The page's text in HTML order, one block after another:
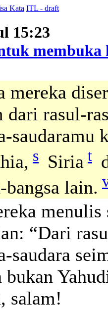
Kata ITL - draft
15:23
mereka
dari rasul-
saudaramu
s Siria t
bangsa lain.
menulis
“Dari
saudara
bukan
salam!